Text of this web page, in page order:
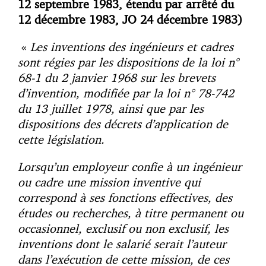
12 septembre 1983, étendu par arrêté du
12 décembre 1983, JO 24 décembre 1983)
« Les inventions des ingénieurs et cadres
sont régies par les dispositions de la loi n°
68-1 du 2 janvier 1968 sur les brevets
d’invention, modifiée par la loi n° 78-742
du 13 juillet 1978, ainsi que par les
dispositions des décrets d’application de
cette législation.
Lorsqu’un employeur confie à un ingénieur
ou cadre une mission inventive qui
correspond à ses fonctions effectives, des
études ou recherches, à titre permanent ou
occasionnel, exclusif ou non exclusif, les
inventions dont le salarié serait l’auteur
dans l’exécution de cette mission, de ces